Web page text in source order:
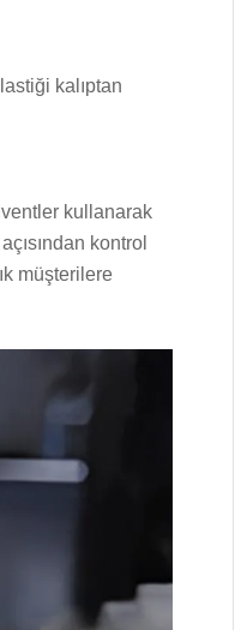
kalıptan
kullanarak
kontrol
müşterilere